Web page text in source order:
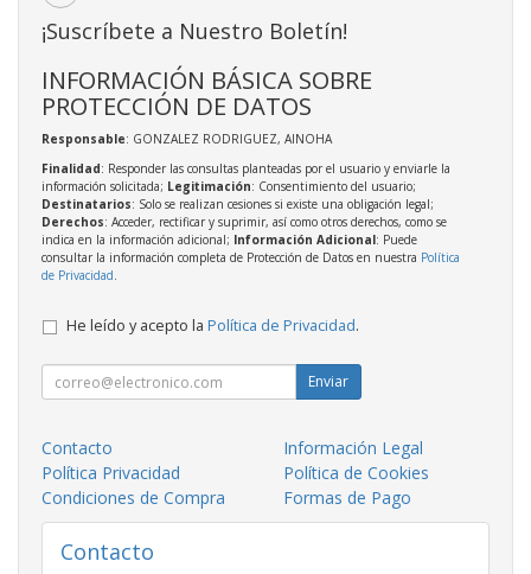
¡Suscríbete a Nuestro Boletín!
INFORMACIÓN BÁSICA SOBRE
PROTECCIÓN DE DATOS
Responsable: GONZALEZ RODRIGUEZ, AINOHA
Finalidad: Responder las consultas planteadas por el usuario y enviarle la
información solicitada; Legitimación: Consentimiento del usuario;
Destinatarios: Solo se realizan cesiones si existe una obligación legal;
Derechos: Acceder, rectificar y suprimir, así como otros derechos, como se
indica en la información adicional; Información Adicional: Puede
consultar la información completa de Protección de Datos en nuestra Política
de Privacidad.
He leído y acepto la Política de Privacidad.
Enviar
Contacto
Información Legal
Política Privacidad
Política de Cookies
Condiciones de Compra
Formas de Pago
Contacto